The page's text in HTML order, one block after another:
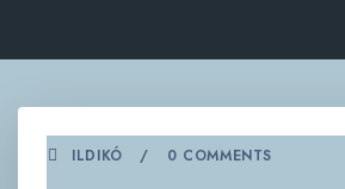
ILDIKÓ 0 COMMENTS